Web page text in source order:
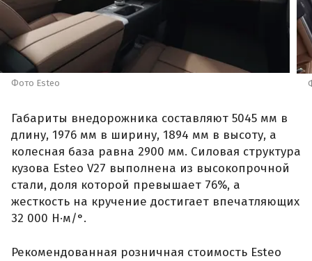
Фото Esteo
Габариты внедорожника составляют 5045 мм в
длину, 1976 мм в ширину, 1894 мм в высоту, а
колесная база равна 2900 мм. Силовая структура
кузова Esteo V27 выполнена из высокопрочной
стали, доля которой превышает 76%, а
жесткость на кручение достигает впечатляющих
32 000 Н·м/°.
Рекомендованная розничная стоимость Esteo